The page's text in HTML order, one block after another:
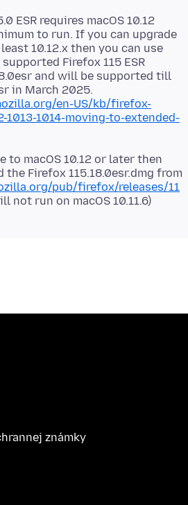
ESR requires macOS 10.12
to run. If you can upgrade
10.12.x then you can use
Firefox 115 ESR
and will be supported till
in March 2025.
en-US/kb/firefox-
1013-1014-moving-to-extended-
to macOS 10.12 or later then
the Firefox 115.18.0esr.dmg from
pub/firefox/releases/11
známky